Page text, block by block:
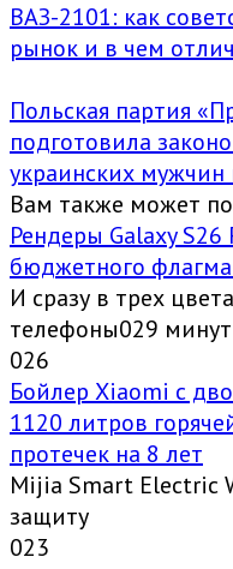
ВАЗ-2101: как
рынок и в чем
Польская партия
подготовила
украинских мужчин
Вам также может
Рендеры Galaxy
бюджетного
И сразу в трех
телефоны029
026
Бойлер Xiaomi с
1120 литров
протечек на 8 лет
Mijia Smart Electric
защиту
023